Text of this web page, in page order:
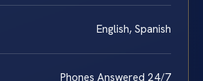
English, Spanish
Phones Answered 24/7